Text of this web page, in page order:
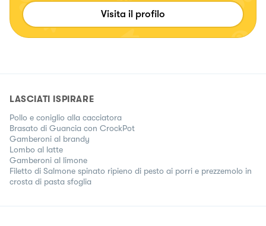
Visita il profilo
LASCIATI ISPIRARE
Pollo e coniglio alla cacciatora
Brasato di Guancia con CrockPot
Gamberoni al brandy
Lombo al latte
Gamberoni al limone
Filetto di Salmone spinato ripieno di pesto ai porri e prezzemolo in
crosta di pasta sfoglia